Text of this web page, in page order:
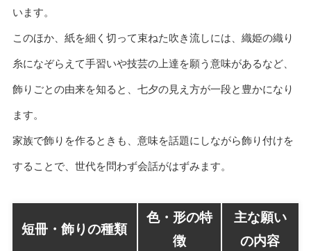
います。
このほか、紙を細く切って束ねた吹き流しには、織姫の織り
糸になぞらえて手習いや技芸の上達を願う意味があるなど、
飾りごとの由来を知ると、七夕の見え方が一段と豊かになり
ます。
家族で飾りを作るときも、意味を話題にしながら飾り付けを
することで、世代を問わず会話がはずみます。
短冊・飾りの種類
色・形の特
徴
主な願い
の内容